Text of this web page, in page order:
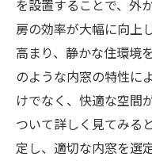
を設置することで、外
房の効率が大幅に向上
高まり、静かな住環境
のような内窓の特性に
けでなく、快適な空間
ついて詳しく見てみる
定し、適切な内窓を選